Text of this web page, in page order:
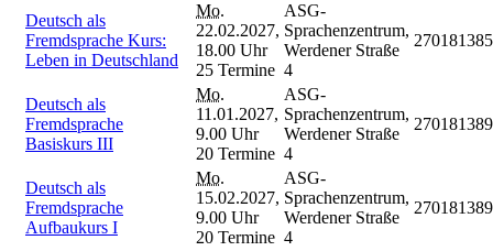
Deutsch als
Fremdsprache Kurs:
Leben in Deutschland
Mo.
22.02.2027,
18.00 Uhr
25 Termine
ASG-
Sprachenzentrum,
Werdener Straße
4
Deutsch als
Fremdsprache
Basiskurs III
Mo.
11.01.2027,
9.00 Uhr
20 Termine
ASG-
Sprachenzentrum,
Werdener Straße
4
Deutsch als
Fremdsprache
Aufbaukurs I
Mo.
15.02.2027,
9.00 Uhr
20 Termine
ASG-
Sprachenzentrum,
Werdener Straße
4